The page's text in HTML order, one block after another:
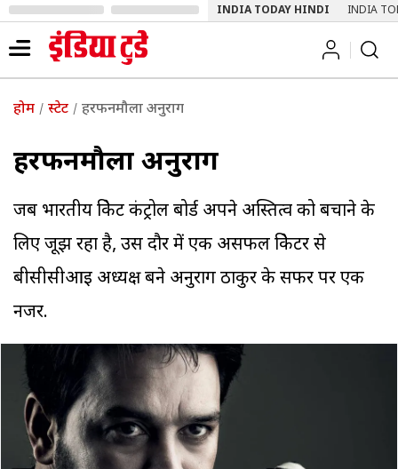
INDIA TODAY HINDI INDIA
होम स्टेट हरफनमौला अनुराग
हरफनमौला अनुराग
जब भारतीय क्रिकेट कंट्रोल बोर्ड अपने अस्तित्व को बचाने के
लिए जूझ रहा है, उस दौर में एक असफल क्रिकेटर से
बीसीसीआइ अध्यक्ष बने अनुराग ठाकुर के सफर पर एक
नजर.